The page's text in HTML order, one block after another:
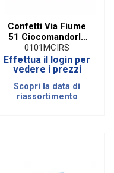
Confetti Via Fiume
51 Ciocomandorla
Incartati Rosso|500
Gr
0101MCIRS
Effettua il login per
vedere i prezzi
Scopri la data di
riassortimento